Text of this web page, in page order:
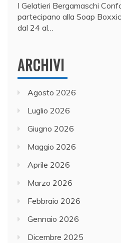
I Gelatieri Bergamaschi
partecipano alla Soap
dal 24 al…
ARCHIVI
Agosto 2026
Luglio 2026
Giugno 2026
Maggio 2026
Aprile 2026
Marzo 2026
Febbraio 2026
Gennaio 2026
Dicembre 2025